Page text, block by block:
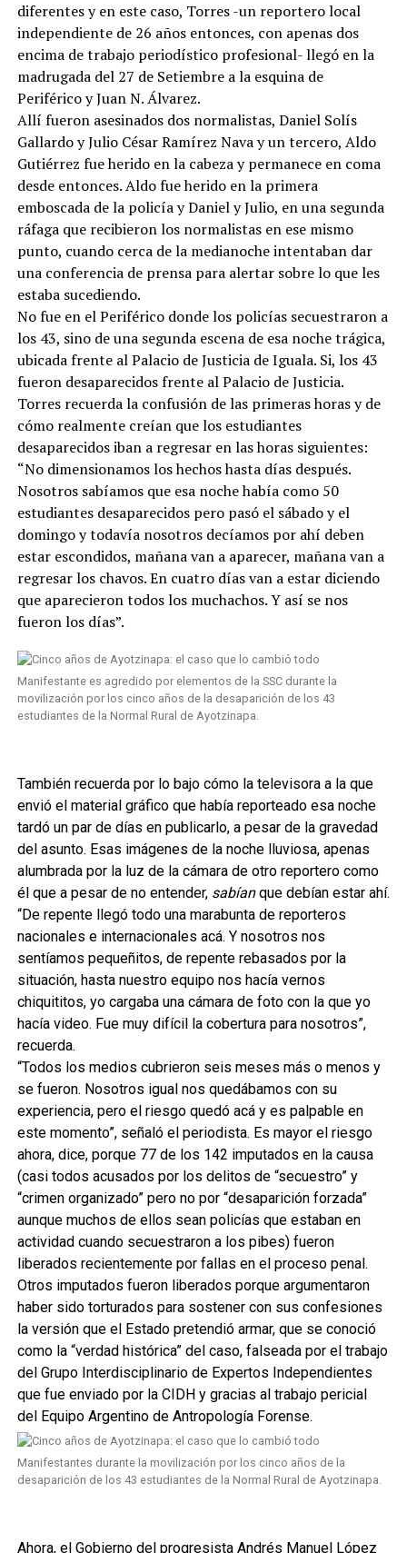
diferentes y en este caso, Torres -un reportero local
independiente de 26 años entonces, con apenas dos
encima de trabajo periodístico profesional- llegó en la
madrugada del 27 de Setiembre a la esquina de
Periférico y Juan N. Álvarez.
Allí fueron asesinados dos normalistas, Daniel Solís
Gallardo y Julio César Ramírez Nava y un tercero, Aldo
Gutiérrez fue herido en la cabeza y permanece en coma
desde entonces. Aldo fue herido en la primera
emboscada de la policía y Daniel y Julio, en una segunda
ráfaga que recibieron los normalistas en ese mismo
punto, cuando cerca de la medianoche intentaban dar
una conferencia de prensa para alertar sobre lo que les
estaba sucediendo.
No fue en el Periférico donde los policías secuestraron a
los 43, sino de una segunda escena de esa noche trágica,
ubicada frente al Palacio de Justicia de Iguala. Si, los 43
fueron desaparecidos frente al Palacio de Justicia.
Torres recuerda la confusión de las primeras horas y de
cómo realmente creían que los estudiantes
desaparecidos iban a regresar en las horas siguientes:
“No dimensionamos los hechos hasta días después.
Nosotros sabíamos que esa noche había como 50
estudiantes desaparecidos pero pasó el sábado y el
domingo y todavía nosotros decíamos por ahí deben
estar escondidos, mañana van a aparecer, mañana van a
regresar los chavos. En cuatro días van a estar diciendo
que aparecieron todos los muchachos. Y así se nos
fueron los días”.
Manifestante es agredido por elementos de la SSC durante la
movilización por los cinco años de la desaparición de los 43
estudiantes de la Normal Rural de Ayotzinapa.
También recuerda por lo bajo cómo la televisora a la que
envió el material gráfico que había reporteado esa noche
tardó un par de días en publicarlo, a pesar de la gravedad
del asunto. Esas imágenes de la noche lluviosa, apenas
alumbrada por la luz de la cámara de otro reportero como
él que a pesar de no entender, sabíanque debían estar ahí.
“De repente llegó todo una marabunta de reporteros
nacionales e internacionales acá. Y nosotros nos
sentíamos pequeñitos, de repente rebasados por la
situación, hasta nuestro equipo nos hacía vernos
chiquititos, yo cargaba una cámara de foto con la que yo
hacía video. Fue muy difícil la cobertura para nosotros”,
recuerda.
“Todos los medios cubrieron seis meses más o menos y
se fueron. Nosotros igual nos quedábamos con su
experiencia, pero el riesgo quedó acá y es palpable en
este momento”, señaló el periodista. Es mayor el riesgo
ahora, dice, porque 77 de los 142 imputados en la causa
(casi todos acusados por los delitos de “secuestro” y
“crimen organizado” pero no por “desaparición forzada”
aunque muchos de ellos sean policías que estaban en
actividad cuando secuestraron a los pibes) fueron
liberados recientemente por fallas en el proceso penal.
Otros imputados fueron liberados porque argumentaron
haber sido torturados para sostener con sus confesiones
la versión que el Estado pretendió armar, que se conoció
como la “verdad histórica” del caso, falseada por el trabajo
del Grupo Interdisciplinario de Expertos Independientes
que fue enviado por la CIDH y gracias al trabajo pericial
del Equipo Argentino de Antropología Forense.
Manifestantes durante la movilización por los cinco años de la
desaparición de los 43 estudiantes de la Normal Rural de Ayotzinapa.
Ahora, el Gobierno del progresista Andrés Manuel López